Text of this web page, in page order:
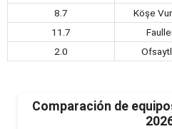
8.7
Köşe
11.7
2.0
Comparación de